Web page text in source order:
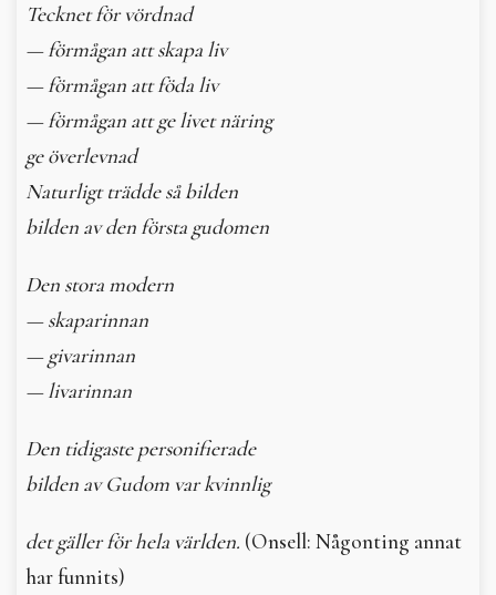
Tecknet för vördnad
— förmågan att skapa liv
— förmågan att föda liv
— förmågan att ge livet näring
ge överlevnad
Naturligt trädde så bilden
bilden av den första gudomen
Den stora modern
— skaparinnan
— givarinnan
— livarinnan
Den tidigaste personifierade
bilden av Gudom var kvinnlig
det gäller för hela världen. (Onsell: Någonting annat
har funnits)